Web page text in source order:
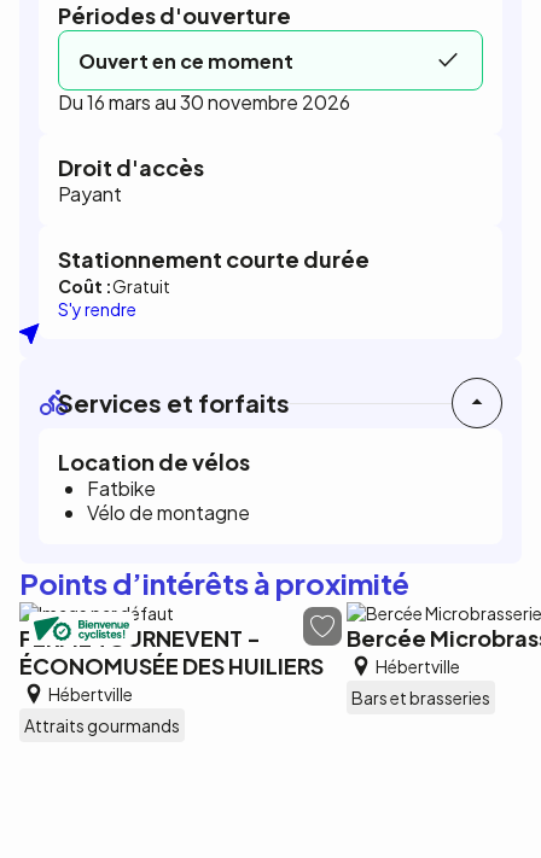
Périodes d'ouverture
Ouvert en ce moment
Du 16 mars au 30 novembre 2026
Droit d'accès
Payant
Stationnement courte durée
Coût :Gratuit
S'y rendre
Services et forfaits
Location de vélos
Fatbike
Vélo de montagne
Points d’intérêts à proximité
FERME TOURNEVENT -
ÉCONOMUSÉE DES HUILIERS
Hébertville
Attraits gourmands
Bercée
Hébertville
Bars et brasseries